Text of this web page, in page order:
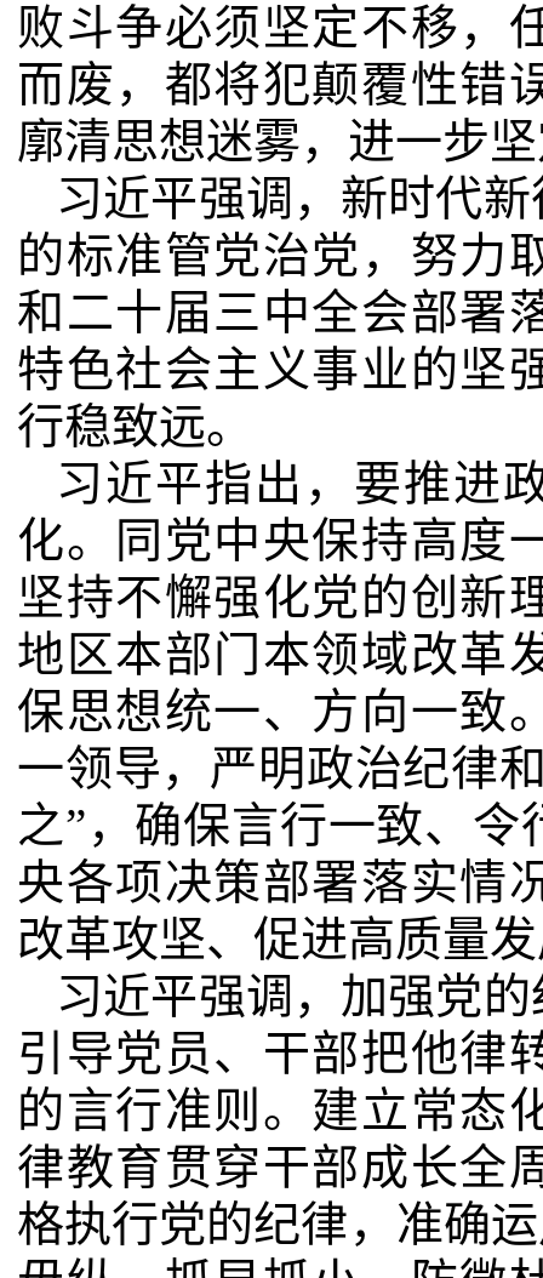
败斗争必须坚定不移，
而废，都将犯颠覆性错
廓清思想迷雾，进一步
习近平强调，新时代
的标准管党治党，努力
和二十届三中全会部署
特色社会主义事业的坚
行稳致远。
习近平指出，要推进
化。同党中央保持高度
坚持不懈强化党的创新
地区本部门本领域改革
保思想统一、方向一致
一领导，严明政治纪律
之”，确保言行一致、
央各项决策部署落实情
改革攻坚、促进高质量
习近平强调，加强党
引导党员、干部把他律
的言行准则。建立常态
律教育贯穿干部成长全
格执行党的纪律，准确